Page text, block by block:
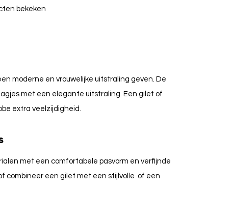
bekeken
moderne en vrouwelijke uitstraling geven. De
met een elegante uitstraling. Een gilet of
extra veelzijdigheid.
met een comfortabele pasvorm en verfijnde
combineer een gilet met een stijlvolle of een